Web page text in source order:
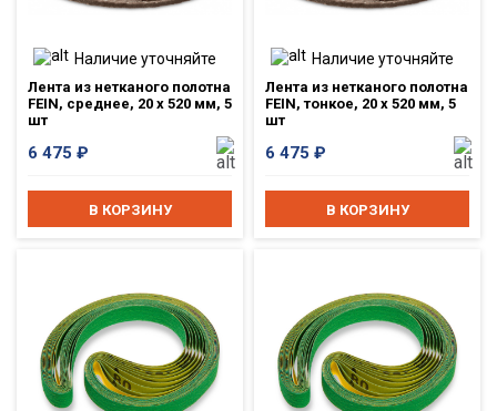
Наличие уточняйте
Лента из нетканого полотна
FEIN, среднее, 20 x 520 мм, 5
шт
6 475 ₽
В КОРЗИНУ
Наличие уточняйте
Лента из нетканого полотна
FEIN, тонкое, 20 x 520 мм, 5
шт
6 475 ₽
В КОРЗИНУ